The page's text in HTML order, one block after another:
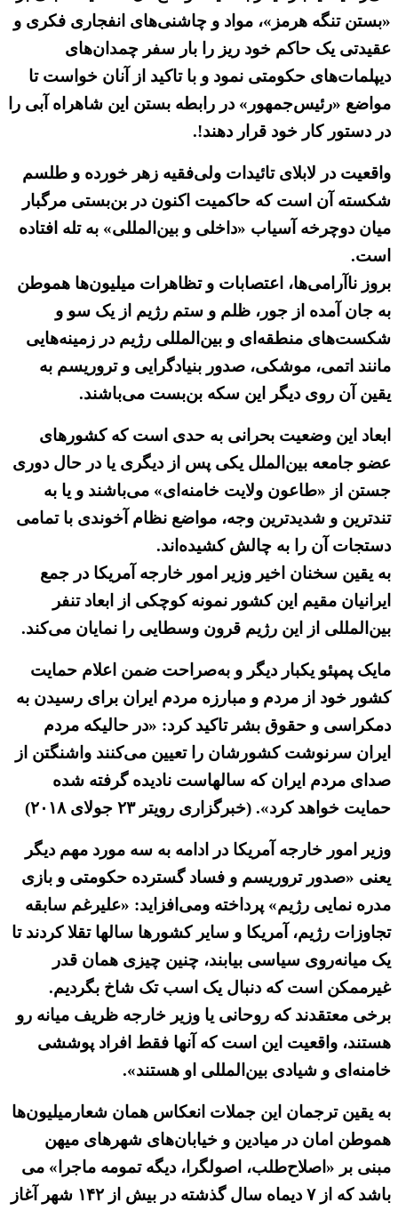
«بستن تنگه هرمز»، مواد و چاشنی‌های انفجاری فکری و
عقیدتی یک حاکم خود ریز را بار سفر چمدان‌های
دیپلمات‌های حکومتی نمود و با تاکید از آنان خواست تا
مواضع «رئیس‌جمهور» در رابطه بستن این شاهراه آبی را
در دستور کار خود قرار دهند!.
واقعیت در لابلای تائیدات ولی‌فقیه زهر خورده و طلسم
شکسته آن است که حاکمیت اکنون در بن‌بستی مرگبار
میان دوچرخه آسیاب «داخلی و بین‌المللی» به تله افتاده
است.
بروز ناآرامی‌ها، اعتصابات و تظاهرات میلیون‌ها هموطن
به جان آمده از جور، ظلم و ستم رژیم از یک سو و
شکست‌های منطقه‌ای و بین‌المللی رژیم در زمینه‌هایی
مانند اتمی، موشکی، صدور بنیادگرایی و تروریسم به
یقین آن روی دیگر این سکه بن‌بست می‌باشند.
ابعاد این وضعیت بحرانی به حدی است که کشورهای
عضو جامعه بین‌الملل یکی پس از دیگری یا در حال دوری
جستن از «طاعون ولایت خامنه‌ای» می‌باشند و یا به
تندترین و شدیدترین وجه، مواضع نظام آخوندی با تمامی
دستجات آن را به چالش کشیده‌اند.
به یقین سخنان اخیر وزیر امور خارجه آمریکا در جمع
ایرانیان مقیم این کشور نمونه کوچکی از ابعاد تنفر
بین‌المللی از این رژیم قرون وسطایی را نمایان می‌کند.
مایک پمپئو یکبار دیگر و به‌صراحت ضمن اعلام حمایت
کشور خود از مردم و مبارزه مردم ایران برای رسیدن به
دمکراسی و حقوق بشر تاکید کرد: «در حالیکه مردم
ایران سرنوشت کشورشان را تعیین می‌کنند واشنگتن از
صدای مردم ایران که سالهاست نادیده گرفته شده
حمایت خواهد کرد». (خبرگزاری رویتر ۲۳ جولای ۲۰۱۸)
وزیر امور خارجه آمریکا در ادامه به سه مورد مهم دیگر
یعنی «صدور تروریسم و فساد گسترده حکومتی و بازی
مدره نمایی رژیم» پرداخته ومی‌افزاید: «علیرغم سابقه
تجاوزات رژیم، آمریکا و سایر کشورها سالها تقلا کردند تا
یک میانه‌روی سیاسی بیابند، چنین چیزی همان قدر
غیرممکن است که دنبال یک اسب تک شاخ بگردیم.
برخی معتقدند که روحانی یا وزیر خارجه ظریف میانه رو
هستند، واقعیت این است که آنها فقط افراد پوششی
خامنه‌ای و شیادی بین‌المللی او هستند».
به یقین ترجمان این جملات انعکاس همان شعارمیلیون‌ها
هموطن امان در میادین و خیابان‌های شهرهای میهن
مبنی بر «اصلاح‌طلب، اصولگرا، دیگه تمومه ماجرا» می
باشد که از ۷ دیماه سال گذشته در بیش از ۱۴۲ شهر آغاز